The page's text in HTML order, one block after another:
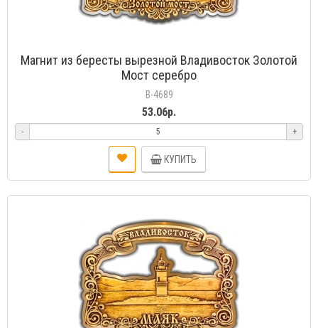
Магнит из бересты вырезной Владивосток Золотой
Мост серебро
В-4689
53.06р.
- +
КУПИТЬ